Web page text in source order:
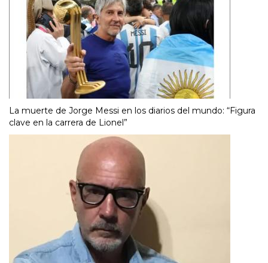
La muerte de Jorge Messi en los diarios del mundo: “Figura
clave en la carrera de Lionel”